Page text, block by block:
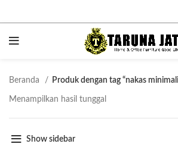
Beranda Produk dengan tag “nakas
Menampilkan hasil tunggal
Show sidebar